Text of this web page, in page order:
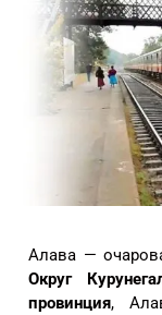
Алава —
Округ
провинция,